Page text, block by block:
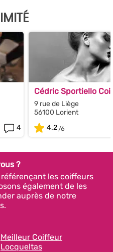
4
Cédric Sportiello
9 rue de Liège
56100 Lorient
4.2
?
les coiffeurs
également de les
auprès de notre
Meilleur Coiffeur
Locqueltas